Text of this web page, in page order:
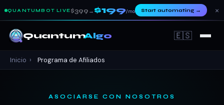
QUANTUMBOT LIVE $399 → $199/mo Start automating→ ×
QuantumAlgo 🇪🇸
Inicio › Programa de Afiliados
ASOCIARSE CON NOSOTROS